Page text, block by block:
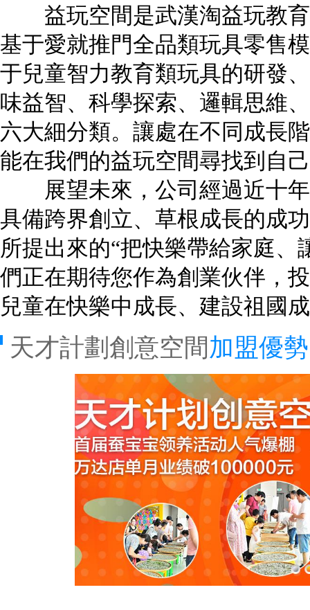
益玩空間是武漢淘益玩教育
基于愛就推門全品類玩具零售
于兒童智力教育類玩具的研發
味益智、科學探索、邏輯思維
六大細分類。讓處在不同成長
能在我們的益玩空間尋找到自
展望未來，公司經過近十年
具備跨界創立、草根成長的成
所提出來的“把快樂帶給家庭
們正在期待您作為創業伙伴，
兒童在快樂中成長、建設祖國
天才計劃創意空間加盟優勢